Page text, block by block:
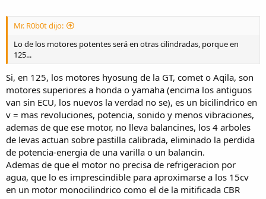
Mr. R0b0t dijo:
Lo de los motores potentes será en otras cilindradas, porque en
125...
Si, en 125, los motores hyosung de la GT, comet o Aqila, son
motores superiores a honda o yamaha (encima los antiguos
van sin ECU, los nuevos la verdad no se), es un bicilindrico en
v = mas revoluciones, potencia, sonido y menos vibraciones,
ademas de que ese motor, no lleva balancines, los 4 arboles
de levas actuan sobre pastilla calibrada, eliminado la perdida
de potencia-energia de una varilla o un balancin.
Ademas de que el motor no precisa de refrigeracion por
agua, que lo es imprescindible para aproximarse a los 15cv
en un motor monocilindrico como el de la mitificada CBR